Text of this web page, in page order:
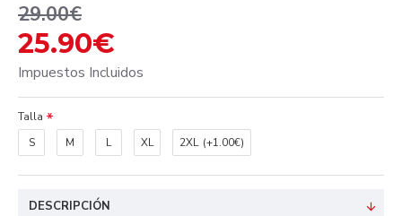
25.90€
29.00€
Impuestos Incluidos
Talla
S
M L XL 2XL (+1.00€)
DESCRIPCIÓN